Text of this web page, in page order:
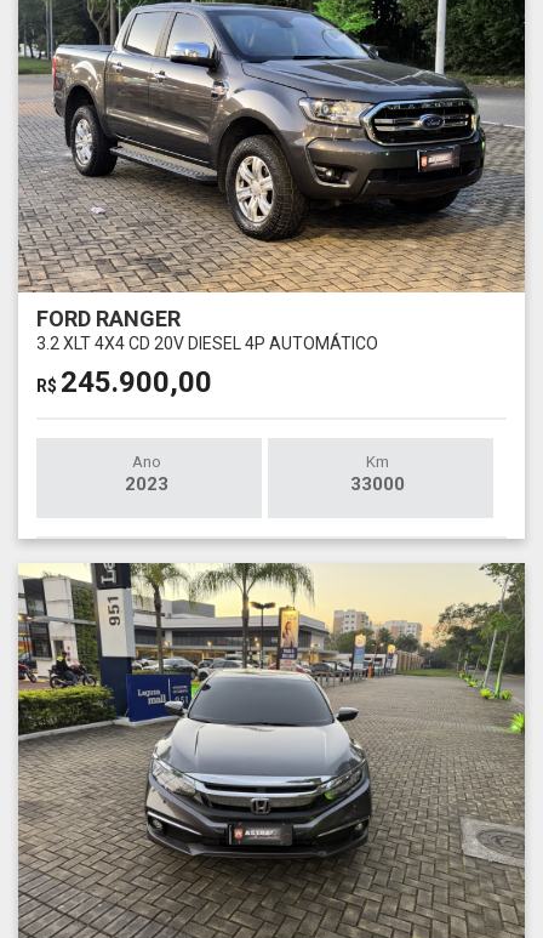
FORD RANGER
3.2 XLT 4X4 CD 20V DIESEL 4P AUTOMÁTICO
R$ 245.900,00
Ano
2023
Km
33000